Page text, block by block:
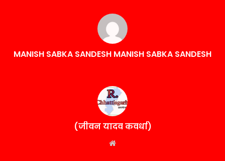
MANISH SABKA SANDESH MANISH SABKA SANDESH
(जीवन यादव कवर्धा)